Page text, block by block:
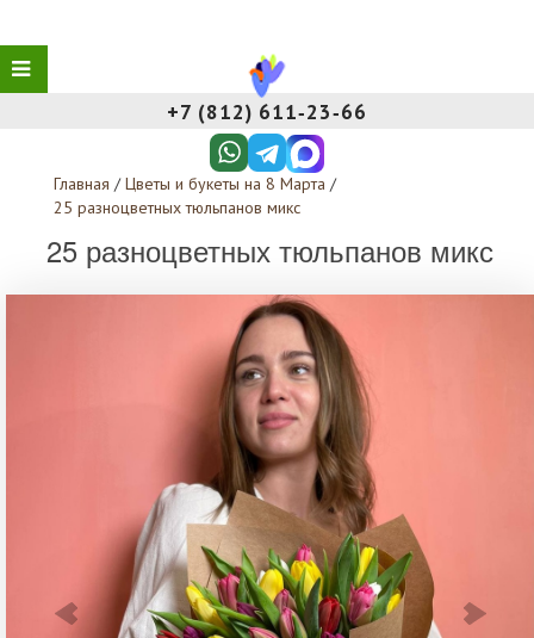
+7 (812) 611‑23‑66
Главная / Цветы и букеты на 8 Марта /
25 разноцветных тюльпанов микс
25 разноцветных тюльпанов микс